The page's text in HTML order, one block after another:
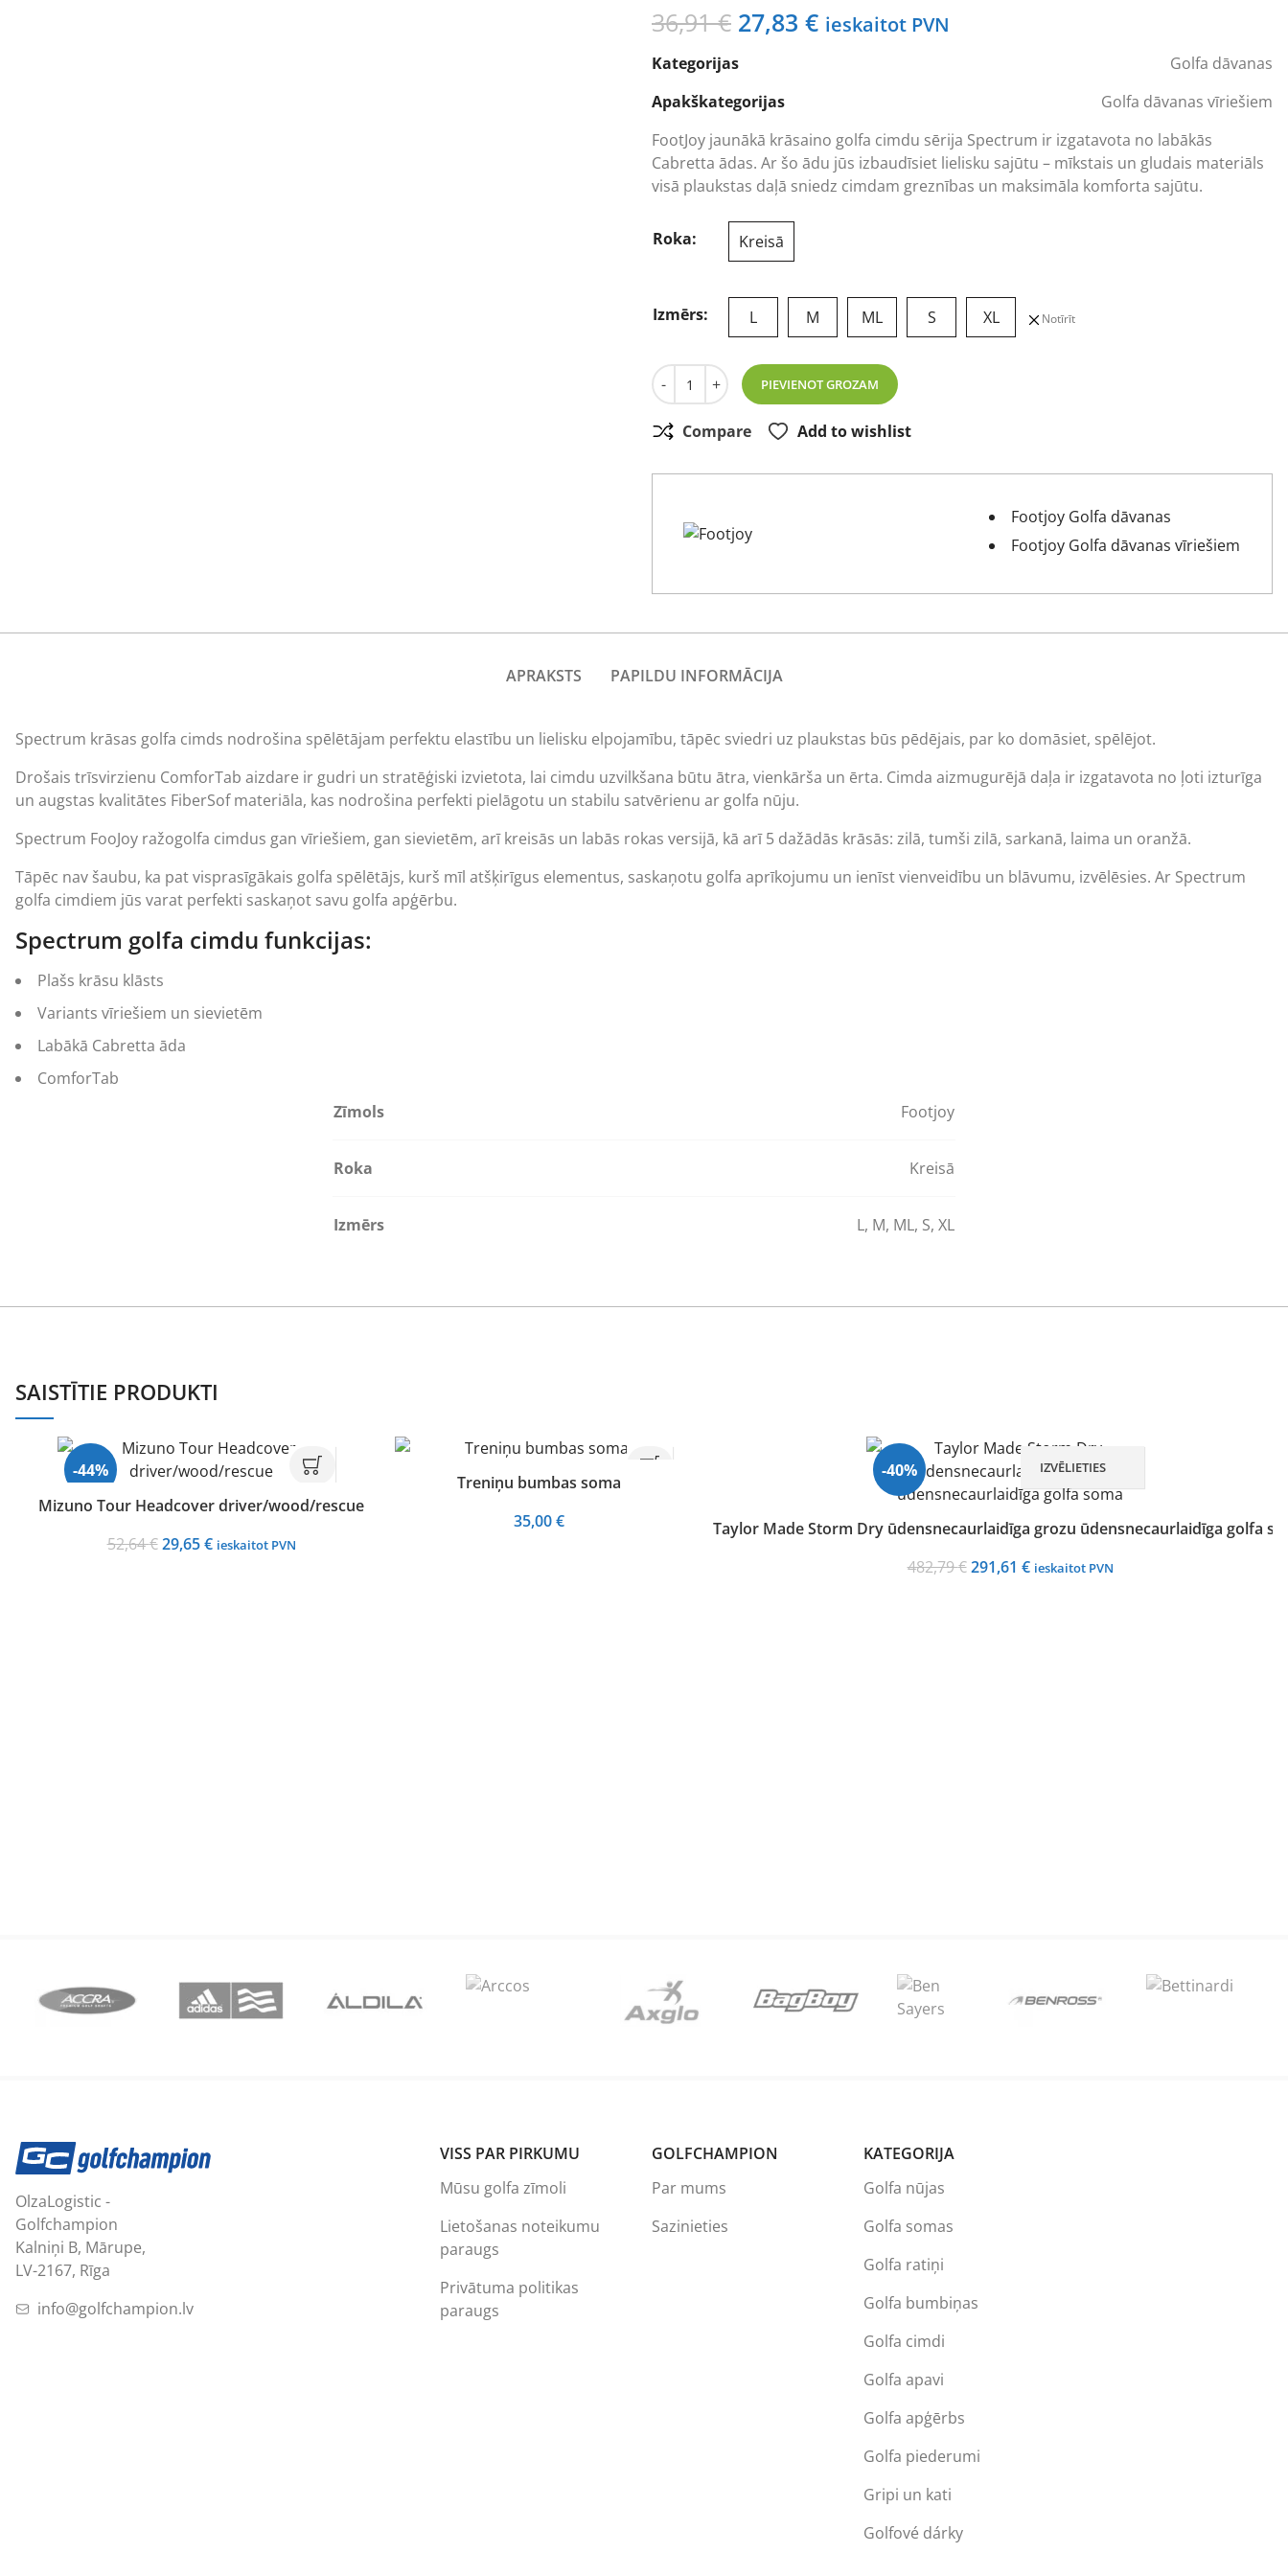
36,91€ Original
was:
36,91 €.
27,83 €Current
ieskaitot PVN
Kategorijas
Golfa dāvanas
Apakškategorijas
Golfa dāvanas vīriešiem
FootJoy jaunākā krāsaino golfa cimdu sērija Spectrum ir izgatavota no labākās
Cabretta ādas. Ar šo ādu jūs izbaudīsiet lielisku sajūtu – mīkstais un gludais materiāls
visā plaukstas daļā sniedz cimdam greznības un maksimāla komforta sajūtu.
Roka: Kreisā
Izmērs: L M ML S XL Notīrīt
-
Footjoy Spectrum sarkanas krāsas golfa cimdi daudzums
+ PIEVIENOT GROZAM
Compare Add to wishlist
Footjoy Golfa dāvanas
Footjoy Golfa dāvanas vīriešiem
APRAKSTS PAPILDU INFORMĀCIJA
Spectrum krāsas golfa cimds nodrošina spēlētājam perfektu elastību un lielisku elpojamību, tāpēc sviedri uz plaukstas būs pēdējais, par ko domāsiet, spēlējot.
Drošais trīsvirzienu ComforTab aizdare ir gudri un stratēģiski izvietota, lai cimdu uzvilkšana būtu ātra, vienkārša un ērta. Cimda aizmugurējā daļa ir izgatavota no ļoti izturīga
un augstas kvalitātes FiberSof materiāla, kas nodrošina perfekti pielāgotu un stabilu satvērienu ar golfa nūju.
Spectrum FooJoy ražogolfa cimdus gan vīriešiem, gan sievietēm, arī kreisās un labās rokas versijā, kā arī 5 dažādās krāsās: zilā, tumši zilā, sarkanā, laima un oranžā.
Tāpēc nav šaubu, ka pat visprasīgākais golfa spēlētājs, kurš mīl atšķirīgus elementus, saskaņotu golfa aprīkojumu un ienīst vienveidību un blāvumu, izvēlēsies. Ar Spectrum
golfa cimdiem jūs varat perfekti saskaņot savu golfa apģērbu.
Spectrum golfa cimdu funkcijas:
Plašs krāsu klāsts
Variants vīriešiem un sievietēm
Labākā Cabretta āda
ComforTab
Zīmols
Footjoy
Roka Kreisā
Izmērs L, M, ML, S, XL
SAISTĪTIE PRODUKTI
-44%
Mizuno Tour Headcover driver/wood/rescue
52,64€ Original
29,65€Current
ieskaitot PVN
Treniņu bumbas soma
35,00€
-40%
Izpārdots
IZVĒLIETIES
Taylor Made Storm Dry ūdensnecaurlaidīga grozu ūdensnecaurlaidīga golfa
482,79€ Original
291,61 €Current
ieskaitot PVN
OlzaLogistic -
Golfchampion
Kalniņi B, Mārupe,
LV-2167, Rīga
info@golfchampion.lv
VISS PAR PIRKUMU
Mūsu golfa zīmoli
Lietošanas noteikumu
paraugs
Privātuma politikas
paraugs
GOLFCHAMPION
Par mums
Sazinieties
KATEGORIJA
Golfa nūjas
Golfa somas
Golfa ratiņi
Golfa bumbiņas
Golfa cimdi
Golfa apavi
Golfa apģērbs
Golfa piederumi
Gripi un kati
Golfové dárky